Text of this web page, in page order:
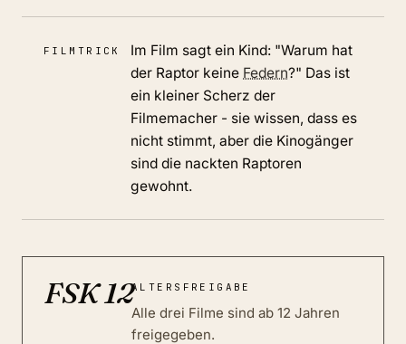
FILMTRICK
Im Film sagt ein Kind: "Warum hat
der Raptor keine Federn?" Das ist
ein kleiner Scherz der
Filmemacher - sie wissen, dass es
nicht stimmt, aber die Kinogänger
sind die nackten Raptoren
gewohnt.
FSK12ALTERSFREIGABE
Alle drei Filme sind ab 12 Jahren
freigegeben.